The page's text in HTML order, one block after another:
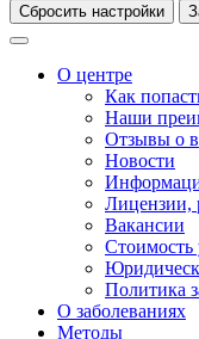
Сбросить настройки
О центре
Как
Наши
Отзывы о
Новости
Лицензии,
Вакансии
Стоимость
Политика
О заболеваниях
Методы